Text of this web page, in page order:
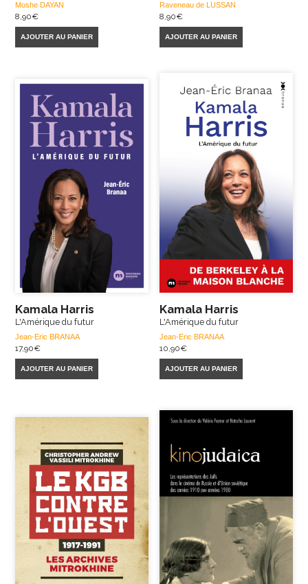
Moshe DAYAN
8,90€
AJOUTER AU PANIER
Raveneau de LUSSAN
8,90€
AJOUTER AU PANIER
Kamala Harris
L'Amérique du futur
Jean-Eric BRANAA
17,90€
AJOUTER AU PANIER
Kamala Harris
L'Amérique du futur
Jean-Eric BRANAA
10,90€
AJOUTER AU PANIER